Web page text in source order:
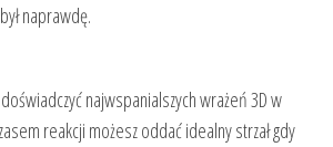
naprawdę.
najwspanialszych wrażeń 3D w
reakcji możesz oddać idealny strzał gdy